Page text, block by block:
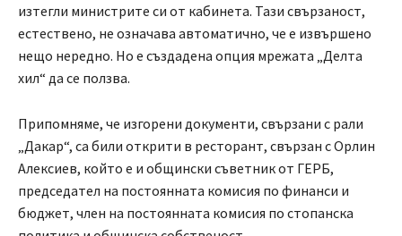
изтегли министрите си от кабинета. Тази свързаност,
естествено, не означава автоматично, че е извършено
нещо нередно. Но е създадена опция мрежата „Делта
хил“ да се ползва.
Припомняме, че изгорени документи, свързани с рали
„Дакар“, са били открити в ресторант, свързан с Орлин
Алексиев, който е и общински съветник от ГЕРБ,
председател на постоянната комисия по финанси и
бюджет, член на постоянната комисия по стопанска